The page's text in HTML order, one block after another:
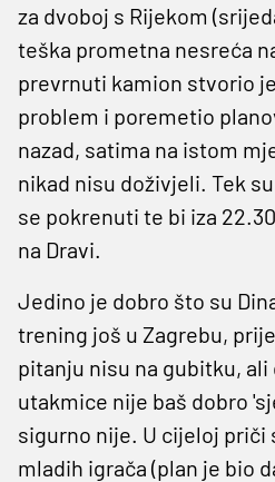
za dvoboj s Rijekom
teška prometna nesreća
prevrnuti kamion stvorio
problem i poremetio
nazad, satima na istom
nikad nisu doživjeli. Tek
se pokrenuti te bi iza
na Dravi.
Jedino je dobro što su
trening još u Zagrebu,
pitanju nisu na gubitku, ali
utakmice nije baš dobro
sigurno nije. U cijeloj priči
mladih igrača (plan je bio